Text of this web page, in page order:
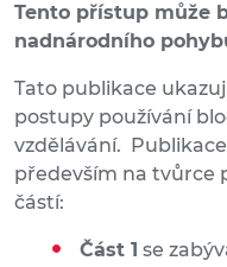
Tento přístup může
nadnárodního
Tato publikace
postupy používání
vzdělávání.
především na tvůrce
částí:
Část 1 se